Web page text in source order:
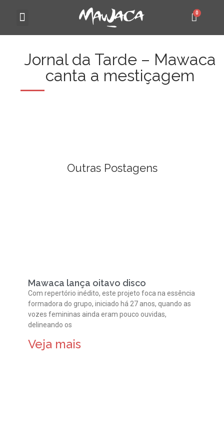
Jornal da Tarde – Mawaca
canta a mestiçagem
Outras Postagens
Mawaca lança oitavo disco
Com repertório inédito, este projeto foca na essência
formadora do grupo, iniciado há 27 anos, quando as
vozes femininas ainda eram pouco ouvidas,
delineando os
Veja mais